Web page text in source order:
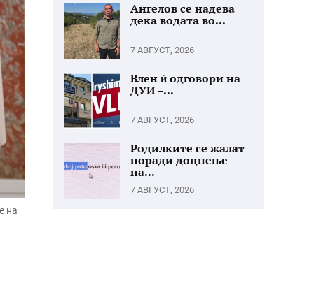
на
Ангелов се надева
дека водата во...
7 АВГУСТ, 2026
Влен ѝ одговори на
ДУИ –...
7 АВГУСТ, 2026
Родилките се жалат
поради доцнење
на...
7 АВГУСТ, 2026